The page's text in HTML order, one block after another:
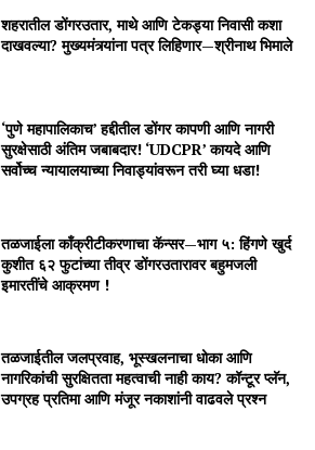
शहरातील डोंगरउतार, माथे आणि टेकड्या निवासी कशा
दाखवल्या? मुख्यमंत्र्यांना पत्र लिहिणार—श्रीनाथ भिमाले
‘पुणे महापालिकाच’ हद्दीतील डोंगर कापणी आणि नागरी
सुरक्षेसाठी अंतिम जबाबदार! ‘UDCPR’ कायदे आणि
सर्वोच्च न्यायालयाच्या निवाड्यांवरून तरी घ्या धडा!
तळजाईला काँक्रीटीकरणाचा कॅन्सर—भाग ५: हिंगणे खुर्द
कुशीत ६२ फुटांच्या तीव्र डोंगरउतारावर बहुमजली
इमारतींचे आक्रमण !
तळजाईतील जलप्रवाह, भूस्खलनाचा धोका आणि
नागरिकांची सुरक्षितता महत्वाची नाही काय? कॉन्टूर प्लॅन,
उपग्रह प्रतिमा आणि मंजूर नकाशांनी वाढवले प्रश्न